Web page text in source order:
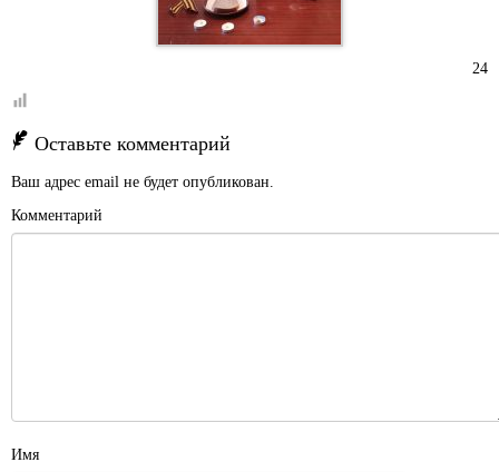
24
Оставьте комментарий
Ваш адрес email не будет опубликован.
Комментарий
Имя